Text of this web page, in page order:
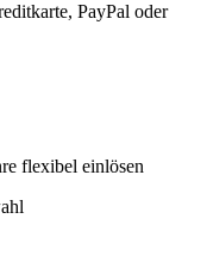
PayPal oder
flexibel einlösen